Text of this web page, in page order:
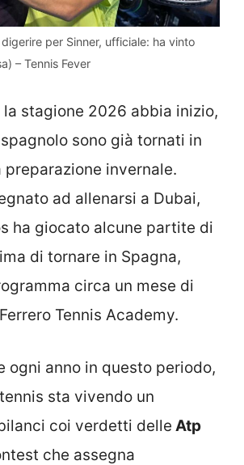
per Sinner, ufficiale: ha vinto
– Tennis Fever
la stagione 2026 abbia inizio,
spagnolo sono già tornati in
preparazione invernale.
ad allenarsi a Dubai,
ha giocato alcune partite di
di tornare in Spagna,
circa un mese di
Tennis Academy.
ogni anno in questo periodo,
sta vivendo un
coi verdetti delle Atp
che assegna